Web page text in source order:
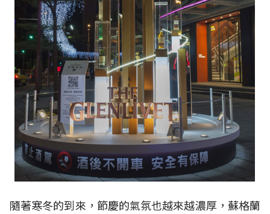
隨著寒冬的到來，節慶的氣氛也越來越濃厚，蘇格蘭